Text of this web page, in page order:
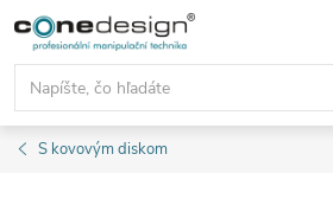
Prejsť
obsah
S kovovým diskom